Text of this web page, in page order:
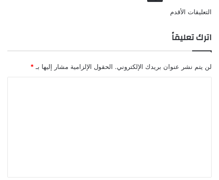
تصفّح
التعليقات
التعليقات الأقدم
اترك تعليقاً
لن يتم نشر عنوان بريدك الإلكتروني. الحقول الإلزامية مشار إليها بـ *